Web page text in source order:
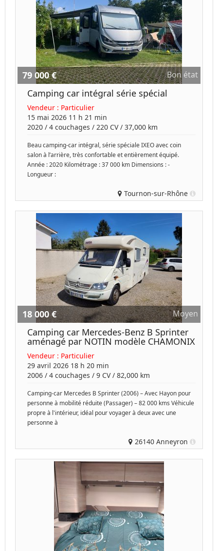
79 000 € Bon état
Camping car intégral série spécial
Vendeur : Particulier
15 mai 2026 11 h 21 min
2020 / 4 couchages / 220 CV / 37,000 km
Beau camping-car intégral, série spéciale IXEO avec coin
salon à l’arrière, très confortable et entièrement équipé.
Année : 2020 Kilométrage : 37 000 km Dimensions : -
Longueur :
Tournon-sur-Rhône
18 000 € Moyen
Camping car Mercedes-Benz B Sprinter
aménagé par NOTIN modèle CHAMONIX
Vendeur : Particulier
29 avril 2026 18 h 20 min
2006 / 4 couchages / 9 CV / 82,000 km
Camping-car Mercedes B Sprinter (2006) – Avec Hayon pour
personne à mobilité réduite (Passager) – 82 000 kms Véhicule
propre à l'intérieur, idéal pour voyager à deux avec une
personne à
26140 Anneyron